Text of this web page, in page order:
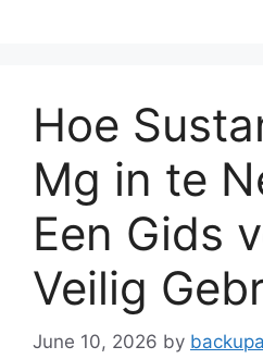
Hoe
Mg in te
Een Gids
Veilig
June 10, 2026 by